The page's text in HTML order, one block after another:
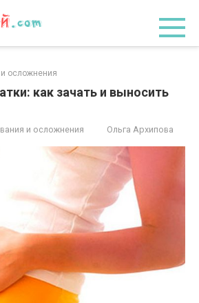
осложнения
как зачать и выносить
и осложнения Ольга Архипова